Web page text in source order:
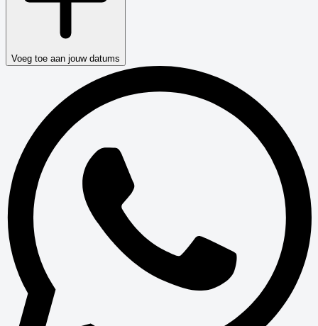
Voeg toe aan jouw datums